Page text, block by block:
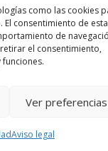
como las cookies
consentimiento de
de
el consentimiento,
Ver preferencias
Aviso legal
laPolítica de
2026 Gaudaru -